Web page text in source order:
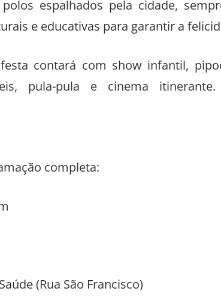
polos espalhados pela cidade,
e educativas para garantir a
contará com show infantil,
pula-pula e cinema
completa:
(Rua São Francisco)